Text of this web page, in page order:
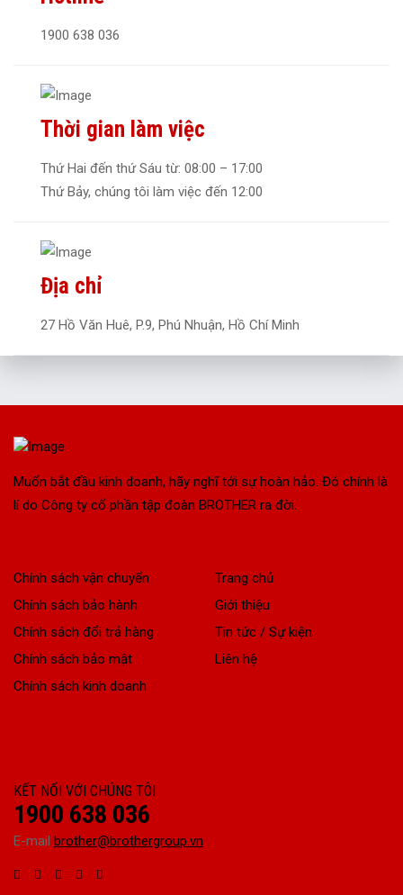
1900 638 036
Thời gian làm việc
Thứ Hai đến thứ Sáu từ: 08:00 – 17:00
Thứ Bảy, chúng tôi làm việc đến 12:00
Địa chỉ
27 Hồ Văn Huê, P.9, Phú Nhuận, Hồ Chí Minh
Muốn bắt đầu kinh doanh, hãy nghĩ tới sự hoàn hảo. Đó chính là
lí do Công ty cổ phần tập đoàn BROTHER ra đời.
Chính sách vận chuyển
Chính sách bảo hành
Chính sách đổi trả hàng
Chính sách bảo mật
Chính sách kinh doanh
Trang chủ
Giới thiệu
Tin tức / Sự kiện
Liên hệ
KẾT NỐI VỚI CHÚNG TÔI
1900 638 036
E-mail brother@brothergroup.vn